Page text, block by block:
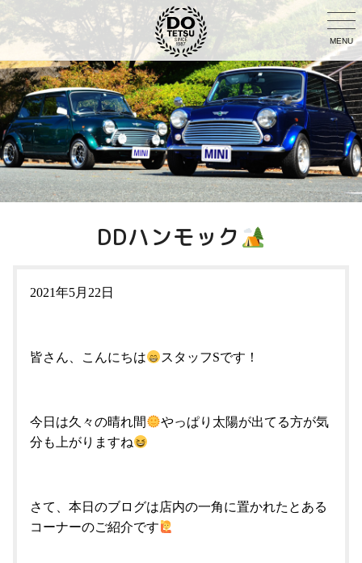
MENU
DDハンモック
2021年5月22日
皆さん、こんにちは スタッフSです！
今日は久々の晴れ間
やっぱり太陽が出てる方が気
分も上がりますね
さて、本日のブログは店内の一角に置かれたとある
コーナーのご紹介です